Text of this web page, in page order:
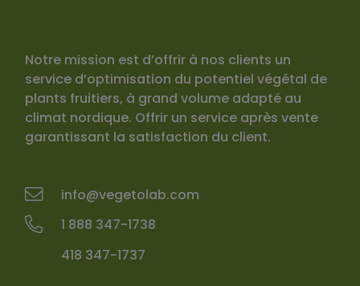
Notre mission est d’offrir à nos clients un
service d’optimisation du potentiel végétal de
plants fruitiers, à grand volume adapté au
climat nordique. Offrir un service après vente
garantissant la satisfaction du client.
info@vegetolab.com
1 888 347-1738
418 347-1737